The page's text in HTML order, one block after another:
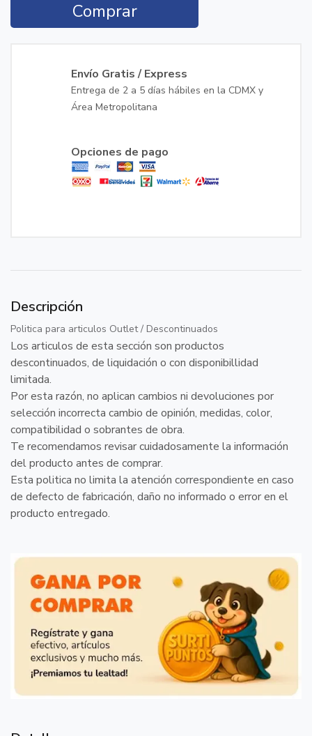
Comprar
Envío Gratis / Express
Entrega de 2 a 5 días hábiles en la CDMX y
Área Metropolitana
Opciones de pago
Descripción
Politica para articulos Outlet / Descontinuados
Los articulos de esta sección son productos
descontinuados, de liquidación o con disponibillidad
limitada.
Por esta razón, no aplican cambios ni devoluciones por
selección incorrecta cambio de opinión, medidas, color,
compatibilidad o sobrantes de obra.
Te recomendamos revisar cuidadosamente la información
del producto antes de comprar.
Esta politica no limita la atención correspondiente en caso
de defecto de fabricación, daño no informado o error en el
producto entregado.